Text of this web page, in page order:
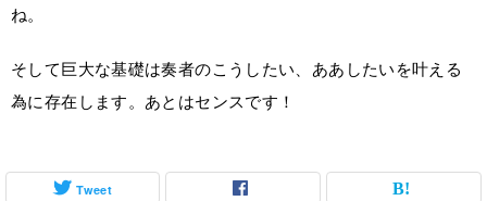
ね。
そして巨大な基礎は奏者のこうしたい、ああしたいを叶える
為に存在します。あとはセンスです！
Tweet